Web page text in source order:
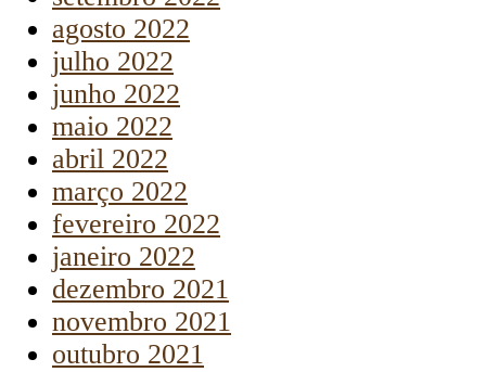
agosto 2022
julho 2022
junho 2022
maio 2022
abril 2022
março 2022
fevereiro 2022
janeiro 2022
dezembro 2021
novembro 2021
outubro 2021